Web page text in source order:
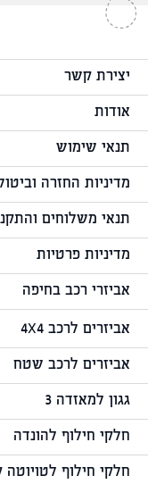
יצירת קשר
אודות
תנאי שימוש
מדיניות החזרה
תנאי משלוחים
מדיניות פרטיות
אביזרי רכב בחיפה
אביזרים לרכב 4X4
אביזרים לרכב שטח
גגון למאזדה 3
חלקי חילוף להונדה
חלקי חילוף לטויוטה